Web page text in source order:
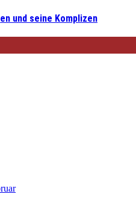
und seine Komplizen